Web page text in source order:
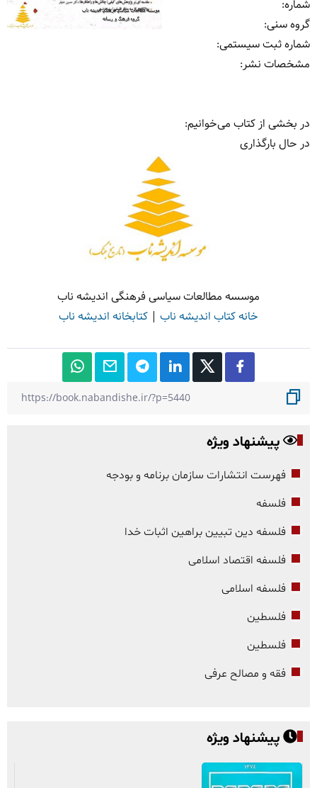
شماره:
گروه سنی:
شماره ثبت سیستمی:
مشخصات نشر: ‏‫
در بخشی از کتاب می‌خوانیم:
در حال بارگذاری
موسسه مطالعات سیاسی فرهنگی اندیشه ناب
خانه کتاب اندیشه ناب | کتابخانه اندیشه ناب
پیشنهاد ویژه
فهرست انتشارات سازمان برنامه و بودجه
فلسفه
فلسفه دین تبیین براهین اثبات خدا
فلسفه اقتصاد اسلامی
فلسفه اسلامی
فلسطین
فلسطین
فقه و مصالح عرفی
پیشنهاد ویژه